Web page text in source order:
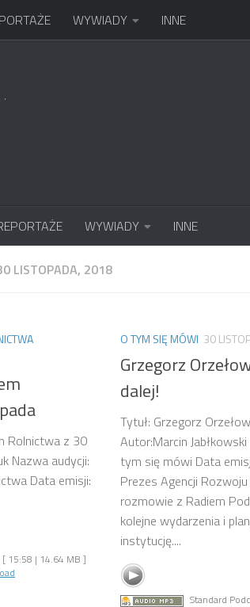
WYWIADY INNE
WYWIADY INNE
LISTOPADA, 2018
Rolnictwa z 30
Nazwa audycji:
Data emisji:
[ 15:58 | 14.64 MB ]
O TYM SIĘ MÓWI 30
Grzegorz
dalej!
Tytuł: Grzegorz
Autor:Marcin
tym się mówi Data
Prezes Agencji
rozmowie z Radiem
kolejne wydarzenia i
instytucję....
Standard